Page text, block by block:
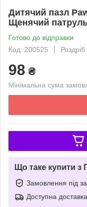
Дитячий пазл
Щенячий
Готово до відправки
Код: 200525
Роздріб
98 ₴
Мінімальна сума
Що таке купити з
Замовлення під
Доступна доставка